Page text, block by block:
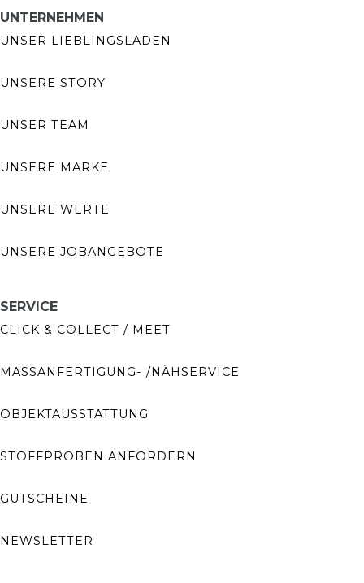
UNTERNEHMEN
UNSER LIEBLINGSLADEN
UNSERE STORY
UNSER TEAM
UNSERE MARKE
UNSERE WERTE
UNSERE JOBANGEBOTE
SERVICE
CLICK & COLLECT / MEET
MASSANFERTIGUNG- /NÄHSERVICE
OBJEKTAUSSTATTUNG
STOFFPROBEN ANFORDERN
GUTSCHEINE
NEWSLETTER